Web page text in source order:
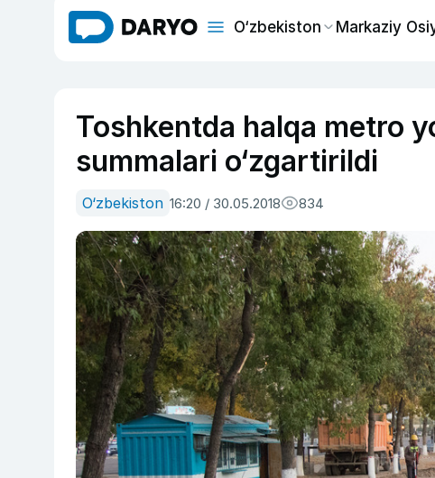
O‘zbekiston Markaziy
Toshkentda halqa metro
summalari o‘zgartirildi
O‘zbekiston 16:20 / 30.05.2018 834